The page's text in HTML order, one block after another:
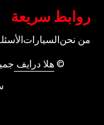
روابط سريعة
من نحنالسيارات
©هلا درايف